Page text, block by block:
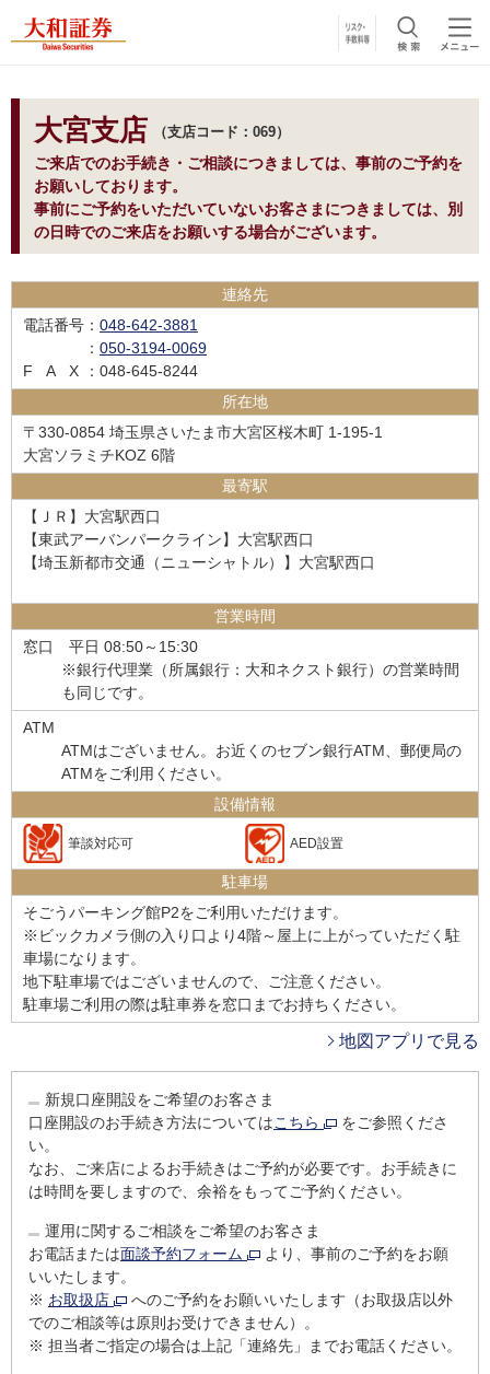
大宮支店 支店コード：069
ご来店でのお手続き・ご相談につきましては、事前のご予約を
お願いしております。
事前にご予約をいただいていないお客さまにつきましては、別
の日時でのご来店をお願いする場合がございます。
連絡先
電話番号 ： 048-642-3881
： 050-3194-0069
FAX：048-645-8244
所在地
〒330-0854 埼玉県さいたま市大宮区桜木町 1-195-1
大宮ソラミチKOZ 6階
最寄駅
【ＪＲ】大宮駅西口
【東武アーバンパークライン】大宮駅西口
【埼玉新都市交通（ニューシャトル）】大宮駅西口
営業時間
窓口
平日 08:50～15:30
※銀行代理業（所属銀行：大和ネクスト銀行）の営業時間
も同じです。
ATM
ATMはございません。お近くのセブン銀行ATM、郵便局の
ATMをご利用ください。
設備情報
筆談対応可 AED設置
駐車場
そごうパーキング館P2をご利用いただけます。
※ビックカメラ側の入り口より4階～屋上に上がっていただく駐
車場になります。
地下駐車場ではございませんので、ご注意ください。
駐車場ご利用の際は駐車券を窓口までお持ちください。
地図アプリで見る
新規口座開設をご希望のお客さま
口座開設のお手続き方法についてはこちら
をご参照くださ
い。
なお、ご来店によるお手続きはご予約が必要です。お手続きに
は時間を要しますので、余裕をもってご予約ください。
運用に関するご相談をご希望のお客さま
お電話または面談予約フォーム
より、事前のご予約をお願
いいたします。
※ お取扱店
へのご予約をお願いいたします（お取扱店以外
でのご相談等は原則お受けできません）。
※ 担当者ご指定の場合は上記「連絡先」までお電話ください。